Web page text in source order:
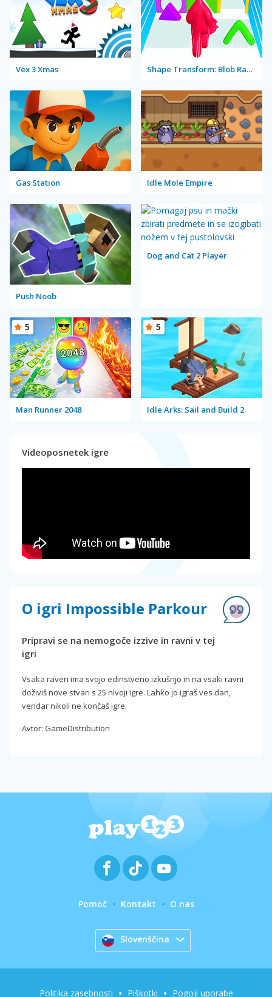
Vex 3 Xmas Shape Transform: Blob Racing
Gas Station Idle Mole Empire
Push Noob
Dog and Cat 2 Player
Man Runner 2048
5
Idle Arks: Sail and Build 2
5
Videoposnetek igre
O igri Impossible Parkour
Pripravi se na nemogoče izzive in ravni v tej
igri
Vsaka raven ima svojo edinstveno izkušnjo in na vsaki ravni
doživiš nove stvari s 25 nivoji igre. Lahko jo igraš ves dan,
vendar nikoli ne končaš igre.
Avtor: GameDistribution
Pomoč Kontakt O nas
Slovenščina
Politika zasebnosti Piškotki Pogoji uporabe